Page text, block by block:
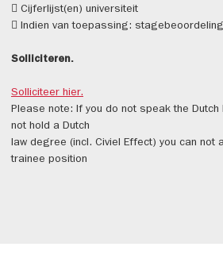
 Cijferlijst(en) universiteit
 Indien van toepassing:
Solliciteren.
Solliciteer hier.
Please note: If you do not speak the
not hold a Dutch
law degree (incl. Civiel Effect) you can not
trainee position